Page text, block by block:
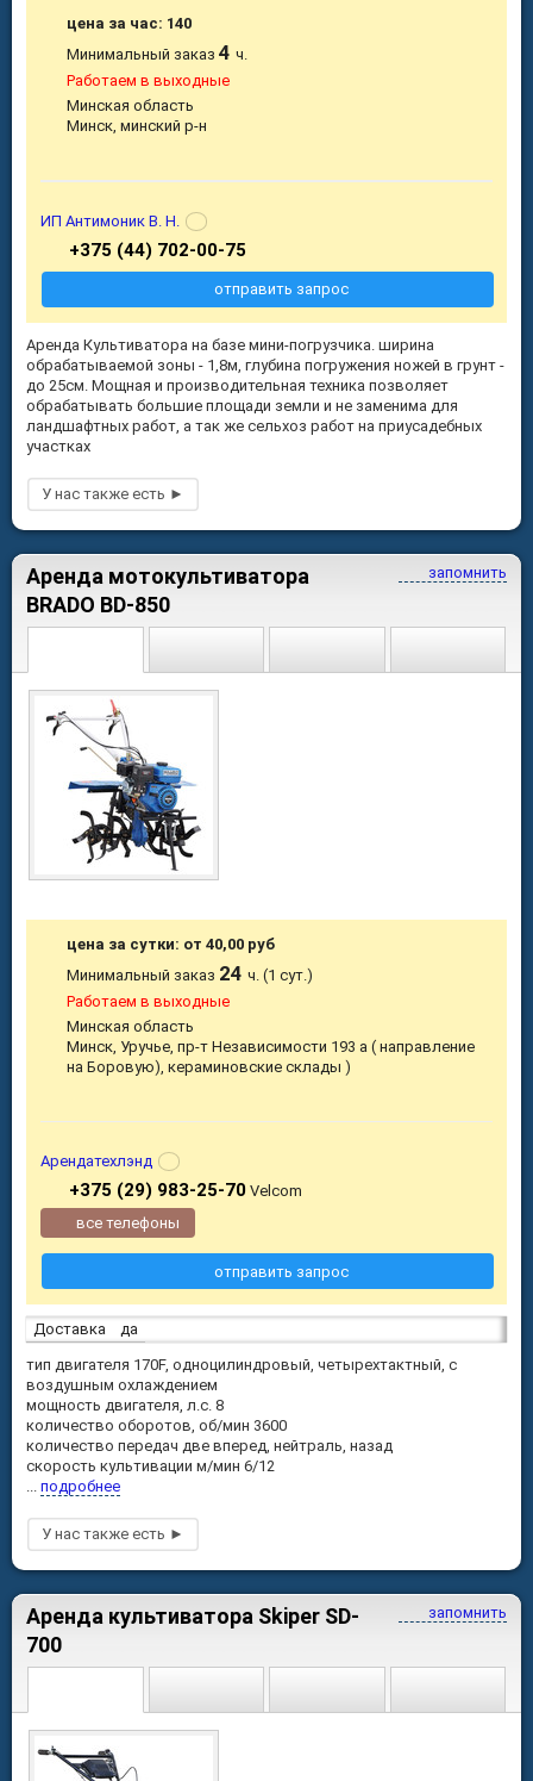
Аренда Культиватора на базе мини-погрузчика. ширина
обрабатываемой зоны - 1,8м, глубина погружения ножей в грунт -
до 25см. Мощная и производительная техника позволяет
обрабатывать большие площади земли и не заменима для
ландшафтных работ, а так же сельхоз работ на приусадебных
участках
цена за час: 140
Минимальный заказ4ч.
Работаем в выходные
Минская область
Минск, минский р-н
ИП Антимоник В. Н.
+375 (44) 702-00-75
отправить запрос
запомнить
Аренда мотокультиватора
BRADO BD-850
Доставка
да
тип двигателя 170F, одноцилиндровый, четырехтактный, с
воздушным охлаждением
мощность двигателя, л.с. 8
количество оборотов, об/мин 3600
количество передач две вперед, нейтраль, назад
скорость культивации м/мин 6/12
... подробнее
цена за сутки: от 40,00 руб
Минимальный заказ 24ч. (1 сут.)
Работаем в выходные
Минская область
Минск, Уручье, пр-т Независимости 193 а ( направление
на Боровую), кераминовские склады )
Арендатехлэнд
+375 (29) 983-25-70Velcom
все телефоны
отправить запрос
запомнить
Аренда культиватора Skiper SD-
700